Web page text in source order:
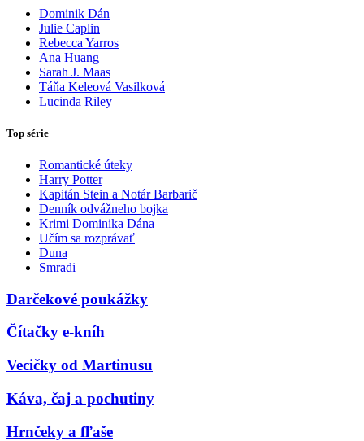
Dominik Dán
Julie Caplin
Rebecca Yarros
Ana Huang
Sarah J. Maas
Táňa Keleová Vasilková
Lucinda Riley
Top série
Romantické úteky
Harry Potter
Kapitán Stein a Notár Barbarič
Denník odvážneho bojka
Krimi Dominika Dána
Učím sa rozprávať
Duna
Smradi
Darčekové poukážky
Čítačky e-kníh
Vecičky od Martinusu
Káva, čaj a pochutiny
Hrnčeky a fľaše